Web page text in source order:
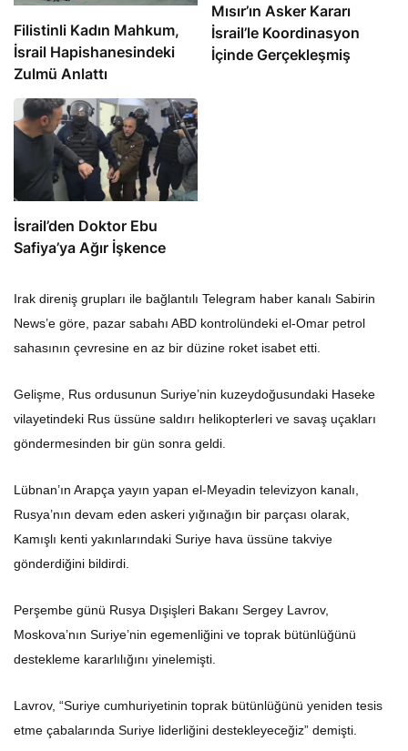
Filistinli Kadın Mahkum,
İsrail Hapishanesindeki
Zulmü Anlattı
Mısır’ın Asker Kararı
İsrail’le Koordinasyon
İçinde Gerçekleşmiş
İsrail’den Doktor Ebu
Safiya’ya Ağır İşkence
Irak direniş grupları ile bağlantılı Telegram haber kanalı Sabirin
News’e göre, pazar sabahı ABD kontrolündeki el-Omar petrol
sahasının çevresine en az bir düzine roket isabet etti.
Gelişme, Rus ordusunun Suriye’nin kuzeydoğusundaki Haseke
vilayetindeki Rus üssüne saldırı helikopterleri ve savaş uçakları
göndermesinden bir gün sonra geldi.
Lübnan’ın Arapça yayın yapan el-Meyadin televizyon kanalı,
Rusya’nın devam eden askeri yığınağın bir parçası olarak,
Kamışlı kenti yakınlarındaki Suriye hava üssüne takviye
gönderdiğini bildirdi.
Perşembe günü Rusya Dışişleri Bakanı Sergey Lavrov,
Moskova’nın Suriye’nin egemenliğini ve toprak bütünlüğünü
destekleme kararlılığını yinelemişti.
Lavrov, “Suriye cumhuriyetinin toprak bütünlüğünü yeniden tesis
etme çabalarında Suriye liderliğini destekleyeceğiz” demişti.